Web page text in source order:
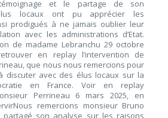
et le partage de son
locaux ont pu apprécier les
prodigués à ne jamais oublier leur
avec les administrations d’Etat.
de madame Lebranchu 29 octobre
en replay l’intervention de
que nous nous remercions pour
discuter avec des élus locaux sur la
en France. Voir en replay
Perrineau 6 mars 2025, en
remercions monsieur Bruno
partagé son analyse sur les raisons